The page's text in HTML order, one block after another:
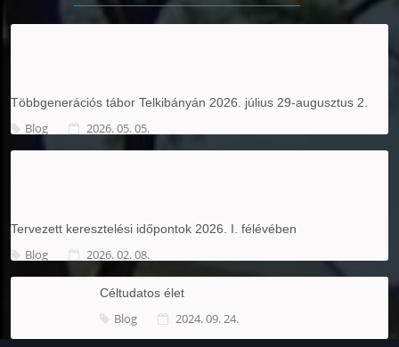
Többgenerációs tábor Telkibányán 2026. július 29-augusztus 2.
Blog 2026. 05. 05.
Tervezett keresztelési időpontok 2026. I. félévében
Blog 2026. 02. 08.
Céltudatos élet
Blog 2024. 09. 24.